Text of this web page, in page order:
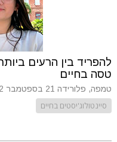
להפריד בין הרעים
טסה בחיים
טמפה, פלורידה 21 בספטמבר 2022
סיינטולוג'יסטים בחיים